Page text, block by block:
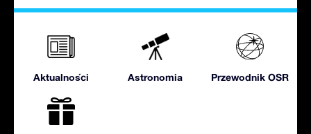
Aktualności Astronomia Przewodnik OSR